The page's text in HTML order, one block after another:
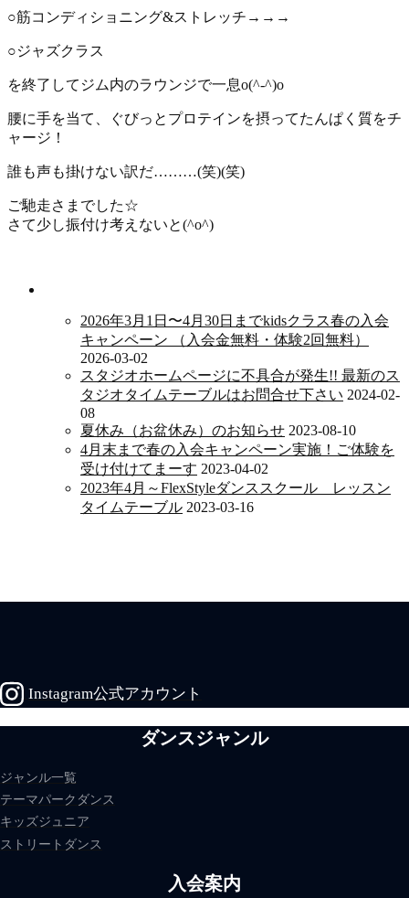
○筋コンディショニング&ストレッチ→→→
○ジャズクラス
を終了してジム内のラウンジで一息o(^-^)o
腰に手を当て、ぐびっとプロテインを摂ってたんぱく質をチ
ャージ！
誰も声も掛けない訳だ………(笑)(笑)
ご馳走さまでした☆
さて少し振付け考えないと(^o^)
2026年3月1日〜4月30日までkidsクラス春の入会
キャンペーン （入会金無料・体験2回無料）
2026-03-02
スタジオホームページに不具合が発生!! 最新のス
タジオタイムテーブルはお問合せ下さい 2024-02-
08
夏休み（お盆休み）のお知らせ 2023-08-10
4月末まで春の入会キャンペーン実施！ご体験を
受け付けてまーす 2023-04-02
2023年4月～FlexStyleダンススクール レッスン
タイムテーブル 2023-03-16
Instagram公式アカウント
ダンスジャンル
ジャンル一覧
テーマパークダンス
キッズジュニア
ストリートダンス
入会案内